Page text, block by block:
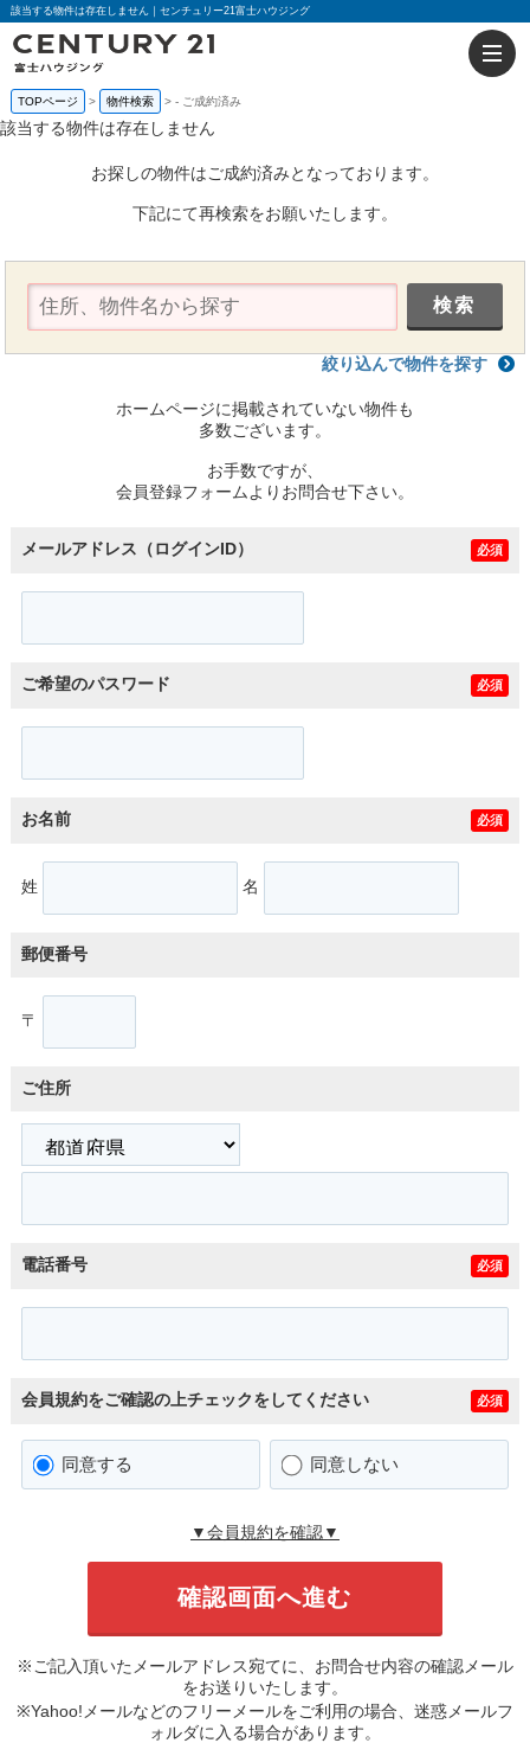
該当する物件は存在しません｜センチュリー21富士ハウジング
TOPページ 物件検索 - ご成約済み
該当する物件は存在しません
お探しの物件はご成約済みとなっております。
下記にて再検索をお願いたします。
絞り込んで物件を探す
ホームページに掲載されていない物件も
多数ございます。
お手数ですが、
会員登録フォームよりお問合せ下さい。
メールアドレス（ログインID） 必須
ご希望のパスワード 必須
お名前 必須
姓 名
郵便番号
〒
ご住所
電話番号 必須
会員規約をご確認の上チェックをしてください 必須
同意する 同意しない
▼会員規約を確認▼
※ご記入頂いたメールアドレス宛てに、お問合せ内容の確認メール
をお送りいたします。
※Yahoo!メールなどのフリーメールをご利用の場合、迷惑メールフ
ォルダに入る場合があります。